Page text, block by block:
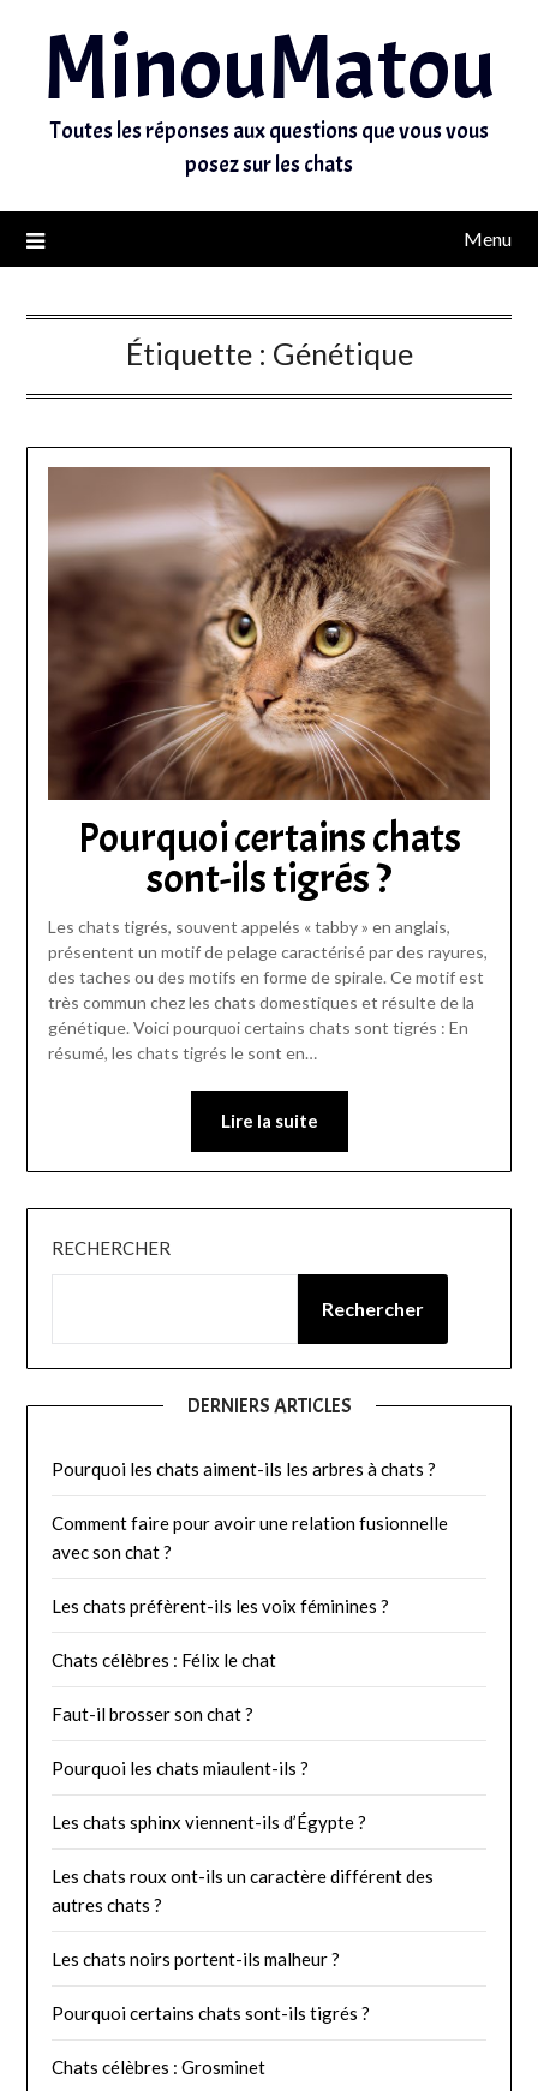
MinouMatou
Toutes les réponses aux questions que vous vous
posez sur les chats
Menu
Étiquette : Génétique
Pourquoi certains chats
sont-ils tigrés ?
Les chats tigrés, souvent appelés « tabby » en anglais,
présentent un motif de pelage caractérisé par des rayures,
des taches ou des motifs en forme de spirale. Ce motif est
très commun chez les chats domestiques et résulte de la
génétique. Voici pourquoi certains chats sont tigrés : En
résumé, les chats tigrés le sont en…
Lire la suite
RECHERCHER
Rechercher
DERNIERS ARTICLES
Pourquoi les chats aiment-ils les arbres à chats ?
Comment faire pour avoir une relation fusionnelle
avec son chat ?
Les chats préfèrent-ils les voix féminines ?
Chats célèbres : Félix le chat
Faut-il brosser son chat ?
Pourquoi les chats miaulent-ils ?
Les chats sphinx viennent-ils d’Égypte ?
Les chats roux ont-ils un caractère différent des
autres chats ?
Les chats noirs portent-ils malheur ?
Pourquoi certains chats sont-ils tigrés ?
Chats célèbres : Grosminet